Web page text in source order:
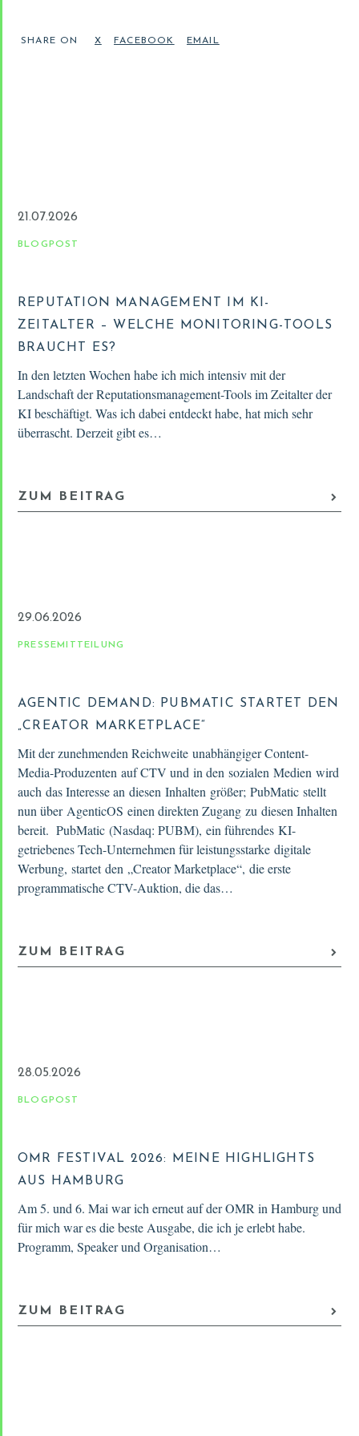
SHARE ON
21.07.2026
BLOGPOST
REPUTATION MANAGEMENT IM KI-
ZEITALTER – WELCHE MONITORING-TOOLS
BRAUCHT ES?
In den letzten Wochen habe ich mich intensiv mit der
Landschaft der Reputationsmanagement-Tools im Zeitalter der
KI beschäftigt. Was ich dabei entdeckt habe, hat mich sehr
überrascht. Derzeit gibt es…
ZUM BEITRAG
29.06.2026
PRESSEMITTEILUNG
AGENTIC DEMAND: PUBMATIC STARTET DEN
„CREATOR MARKETPLACE“
Mit der zunehmenden Reichweite unabhängiger Content-
Media-Produzenten auf CTV und in den sozialen Medien wird
auch das Interesse an diesen Inhalten größer; PubMatic stellt
nun über AgenticOS einen direkten Zugang zu diesen Inhalten
bereit. PubMatic (Nasdaq: PUBM), ein führendes KI-
getriebenes Tech-Unternehmen für leistungsstarke digitale
Werbung, startet den „Creator Marketplace“, die erste
programmatische CTV-Auktion, die das…
ZUM BEITRAG
28.05.2026
BLOGPOST
OMR FESTIVAL 2026: MEINE HIGHLIGHTS
AUS HAMBURG
Am 5. und 6. Mai war ich erneut auf der OMR in Hamburg und
für mich war es die beste Ausgabe, die ich je erlebt habe.
Programm, Speaker und Organisation…
ZUM BEITRAG